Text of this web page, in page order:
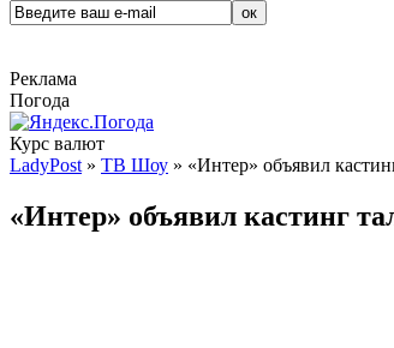
Реклама
Погода
Курс валют
LadyPost » ТВ Шоу » «Интер» объявил
«Интер» объявил кастинг